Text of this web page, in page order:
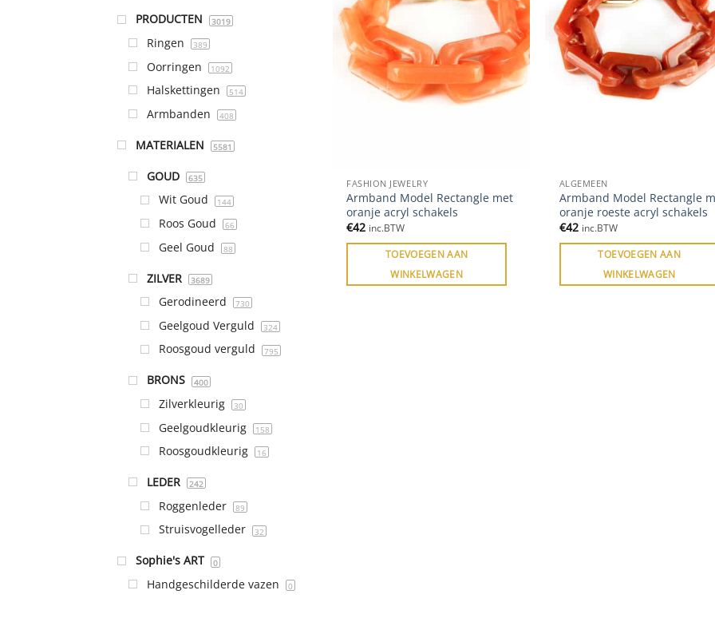
PRODUCTEN 3019
Ringen 389
Oorringen 1092
Halskettingen 514
Armbanden 408
MATERIALEN 5581
GOUD 635
Wit Goud 144
Roos Goud 66
Geel Goud 88
ZILVER 3689
Gerodineerd 730
Geelgoud Verguld 324
Roosgoud verguld 795
BRONS 400
Zilverkleurig 30
Geelgoudkleurig 158
Roosgoudkleurig 16
LEDER 242
Roggenleder 89
Struisvogelleder 32
Sophie's ART 0
Handgeschilderde vazen 0
FASHION JEWELRY
Armband Model Rectangle met
oranje acryl schakels
€42 inc.BTW
TOEVOEGEN AAN
WINKELWAGEN
ALGEMEEN
Armband Model Rectangle
oranje roeste acryl schakels
€42 inc.BTW
TOEVOEGEN AAN
WINKELWAGEN